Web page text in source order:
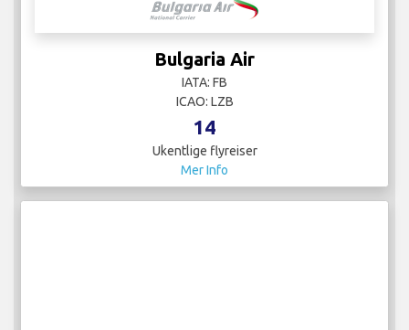
Bulgaria Air
IATA: FB
ICAO: LZB
14
Ukentlige flyreiser
Mer Info